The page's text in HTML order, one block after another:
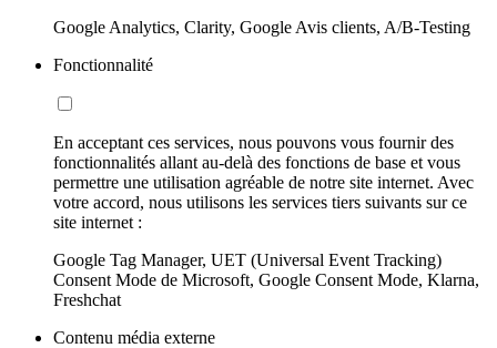
Google Analytics, Clarity, Google Avis clients, A/B-Testing
Fonctionnalité
En acceptant ces services, nous pouvons vous fournir des
fonctionnalités allant au-delà des fonctions de base et vous
permettre une utilisation agréable de notre site internet. Avec
votre accord, nous utilisons les services tiers suivants sur ce
site internet :
Google Tag Manager, UET (Universal Event Tracking)
Consent Mode de Microsoft, Google Consent Mode, Klarna,
Freshchat
Contenu média externe